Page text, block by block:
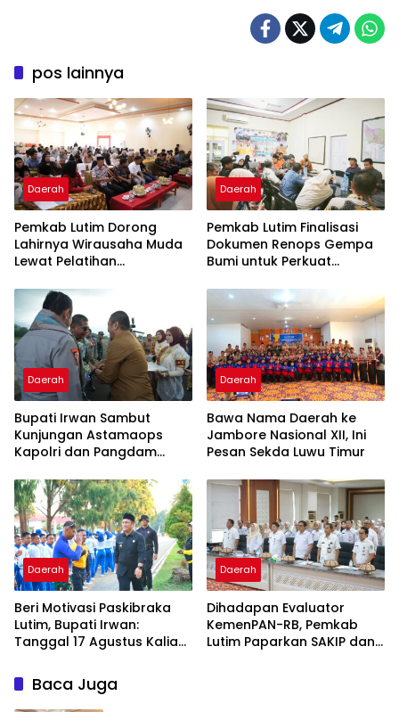
pos lainnya
Daerah
Pemkab Lutim Dorong
Lahirnya Wirausaha Muda
Lewat Pelatihan
Daerah
Pemkab Lutim Finalisasi
Dokumen Renops Gempa
Bumi untuk Perkuat
Daerah
Bupati Irwan Sambut
Kunjungan Astamaops
Kapolri dan Pangdam
Timur
Daerah
Bawa Nama Daerah ke
Jambore Nasional XII, Ini
Pesan Sekda Luwu Timur
Daerah
Beri Motivasi Paskibraka
Lutim, Bupati Irwan:
Tanggal 17 Agustus Kalian
Daerah
Dihadapan Evaluator
KemenPAN-RB, Pemkab
Lutim Paparkan SAKIP dan
Baca Juga